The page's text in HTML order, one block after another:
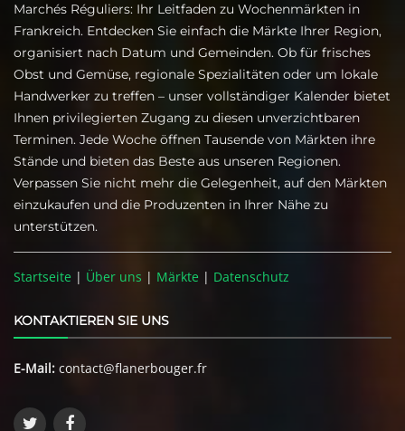
Marchés Réguliers: Ihr Leitfaden zu Wochenmärkten in
Frankreich. Entdecken Sie einfach die Märkte Ihrer Region,
organisiert nach Datum und Gemeinden. Ob für frisches
Obst und Gemüse, regionale Spezialitäten oder um lokale
Handwerker zu treffen – unser vollständiger Kalender bietet
Ihnen privilegierten Zugang zu diesen unverzichtbaren
Terminen. Jede Woche öffnen Tausende von Märkten ihre
Stände und bieten das Beste aus unseren Regionen.
Verpassen Sie nicht mehr die Gelegenheit, auf den Märkten
einzukaufen und die Produzenten in Ihrer Nähe zu
unterstützen.
Startseite | Über uns | Märkte | Datenschutz
KONTAKTIEREN SIE UNS
E-Mail: contact@flanerbouger.fr